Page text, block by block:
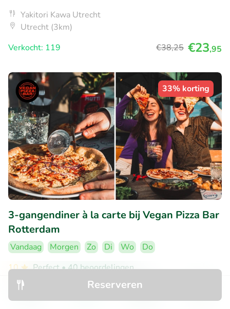
Reserveren
Yakitori Kawa Utrecht
Utrecht (3km)
Verkocht: 119
€38,25 €23,95
33% korting
3-gangendiner à la carte bij Vegan Pizza Bar
Rotterdam
Vandaag Morgen Zo Di Wo
Do
10
Perfect• 40 beoordelingen
Vegan Pizza Bar Rotterdam
Utrecht (3km)